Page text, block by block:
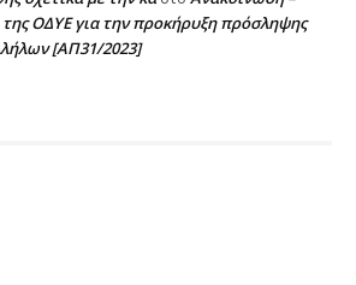
ΟΔΥΕ για την προκήρυξη πρόσληψης
[ΑΠ31/2023]